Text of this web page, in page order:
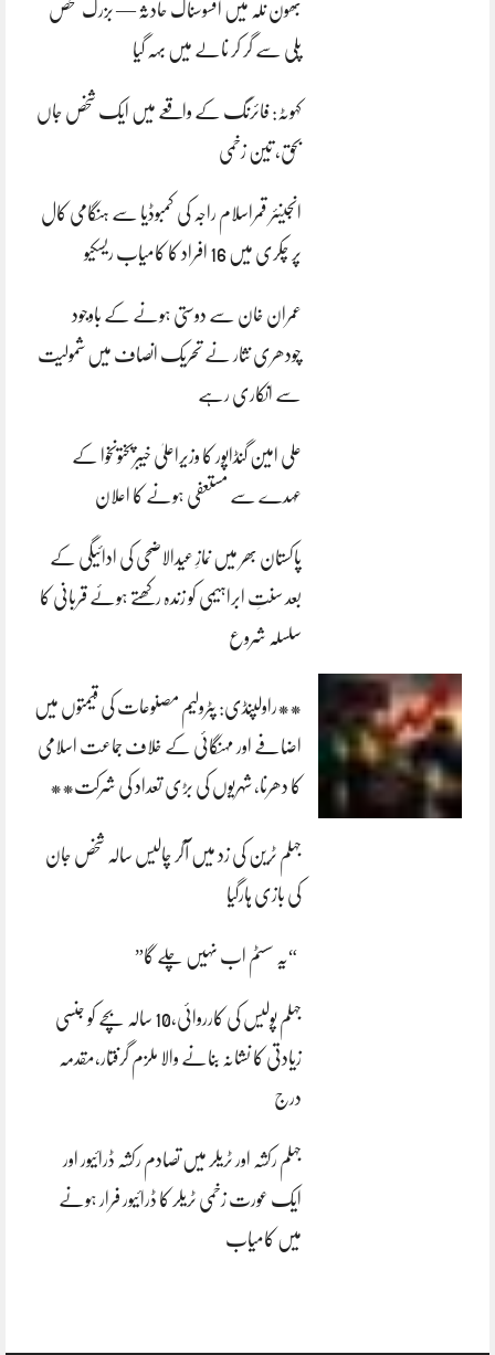
بھون نلہ میں افسوسناک حادثہ — بزرگ شخص
پلی سے گر کر نالے میں بہہ گیا
کہوٹہ: فائرنگ کے واقعے میں ایک شخص جاں
بحق، تین زخمی
انجینئر قمراسلام راجہ کی کمبوڈیا سے ہنگامی کال
پر چکری میں 16 افراد کا کامیاب ریسکیو
عمران خان سے دوستی ہونے کے باوجود
چودھری نثار نے تحریک انصاف میں شمولیت
سے انکاری رہے
علی امین گنڈاپور کا وزیراعلیٰ خیبرپختونخوا کے
عہدے سے مستعفی ہونے کا اعلان
پاکستان بھر میں نمازِ عیدالاضحی کی ادائیگی کے
بعد سنتِ ابراہیمی کو زندہ رکھتے ہوئے قربانی کا
سلسلہ شروع
**راولپنڈی: پٹرولیم مصنوعات کی قیمتوں میں
اضافے اور مہنگائی کے خلاف جماعت اسلامی
کا دھرنا، شہریوں کی بڑی تعداد کی شرکت**
جہلم ٹرین کی زد میں آکر چالیس سالہ شخص جان
کی بازی ہارگیا
“یہ سسٹم اب نہیں چلے گا”
جہلم پولیس کی کارروائی،10 سالہ بچے کو جنسی
زیادتی کا نشانہ بنانے والا ملزم گرفتار،مقدمہ
درج
جہلم رکشہ اور ٹریلر میں تصادم رکشہ ڈرائیور اور
ایک عورت زخمی ٹریلر کا ڈرائیور فرار ہونے
میں کامیاب